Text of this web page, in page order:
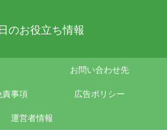
のお役立ち情報
お問い合わせ先
責事項 広告ポリシー
運営者情報